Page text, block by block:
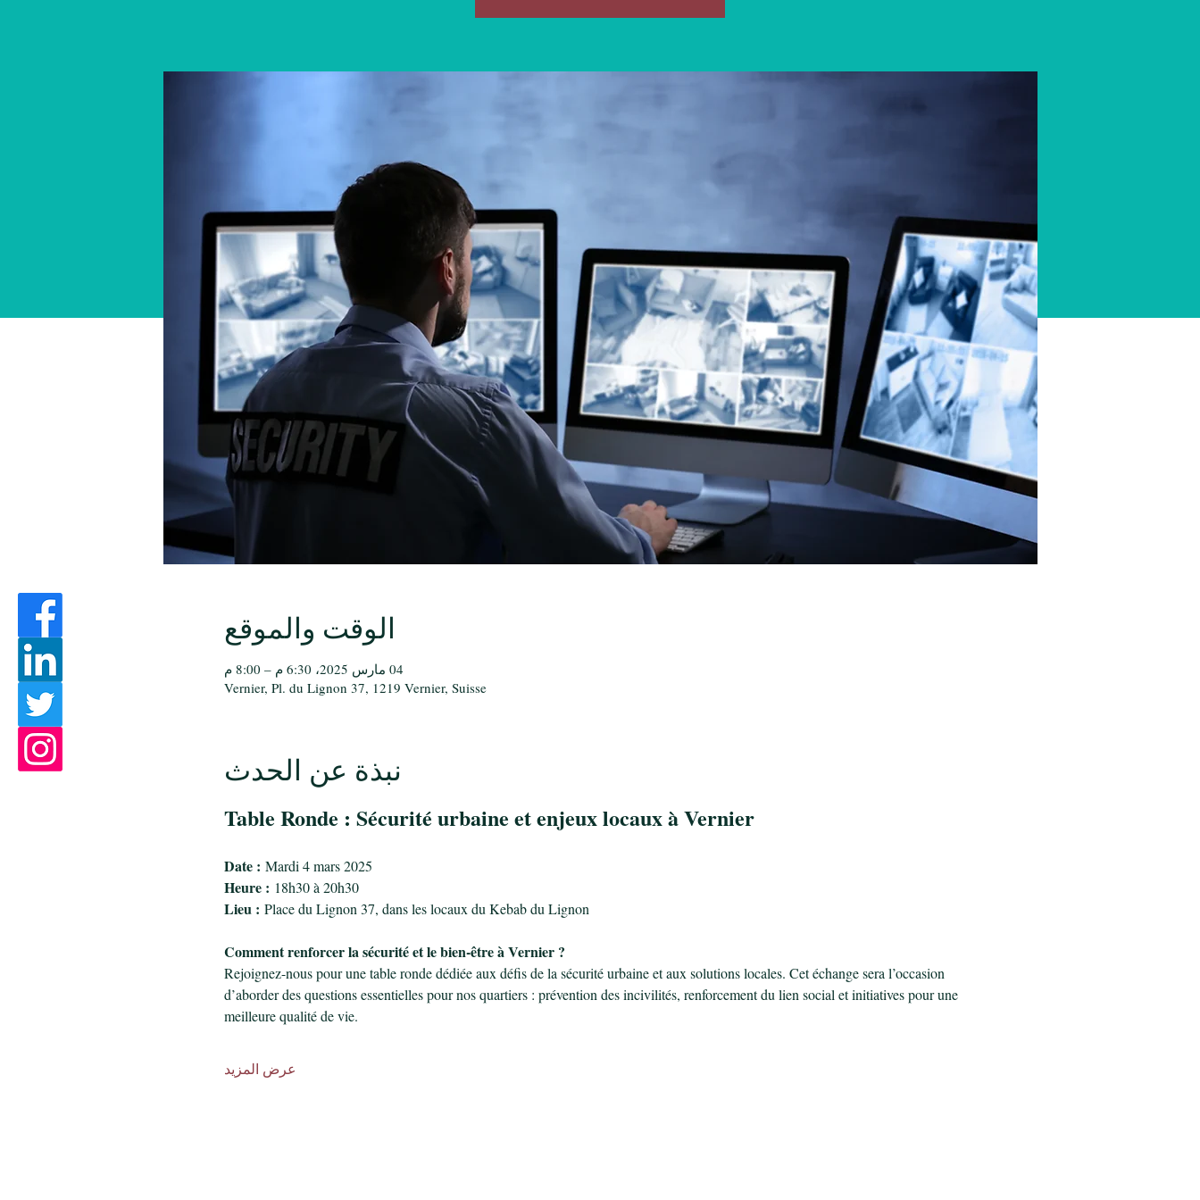
الوقت والموقع
04 مارس 2025، 6:30 م – 8:00 م
Vernier, Pl. du Lignon 37, 1219 Vernier, Suisse
نبذة عن الحدث
Table Ronde : Sécurité urbaine et enjeux locaux à Vernier
Date : Mardi 4 mars 2025
Heure : 18h30 à 20h30
Lieu : Place du Lignon 37, dans les locaux du Kebab du Lignon
Comment renforcer la sécurité et le bien-être à Vernier ?
Rejoignez-nous pour une table ronde dédiée aux défis de la sécurité urbaine et aux solutions locales. Cet échange sera l’occasion
d’aborder des questions essentielles pour nos quartiers : prévention des incivilités, renforcement du lien social et initiatives pour une
meilleure qualité de vie.
عرض المزيد